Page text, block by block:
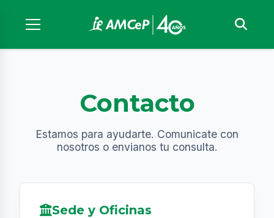
Contacto
Estamos para ayudarte. Comunicate con
nosotros o envianos tu consulta.
Sede y Oficinas